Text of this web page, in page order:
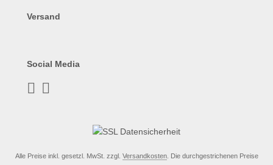
Versand
Social Media
Alle Preise inkl. gesetzl. MwSt. zzgl. Versandkosten. Die durchgestrichenen Preise